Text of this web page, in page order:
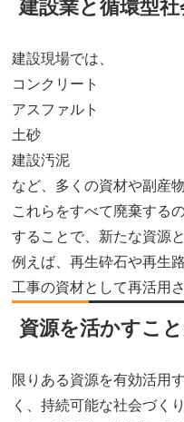
建設業と循環型社
建設現場では、
コンクリート
アスファルト
土砂
建設汚泥
など、多くの資材や副産
これらをすべて廃棄する
することで、新たな資源
例えば、再生砕石や再生
工事の資材として再活用
資源を活かすこ
限りある資源を有効活用
く、持続可能な社会づく